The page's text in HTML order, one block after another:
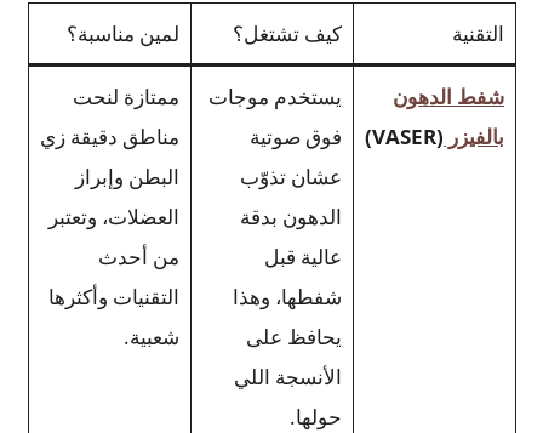
التقنية كيف تشتغل؟ لمين مناسبة؟
شفط الدهون
بالفيزر (VASER)
يستخدم موجات
فوق صوتية
عشان تذوّب
الدهون بدقة
عالية قبل
شفطها، وهذا
يحافظ على
الأنسجة اللي
حولها.
ممتازة لنحت
مناطق دقيقة زي
البطن وإبراز
العضلات، وتعتبر
من أحدث
التقنيات وأكثرها
شعبية.